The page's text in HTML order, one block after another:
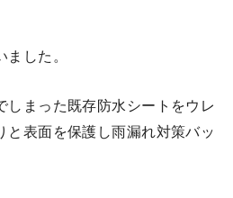
した。
しまった既存防水シートをウレ
と表面を保護し雨漏れ対策バッ